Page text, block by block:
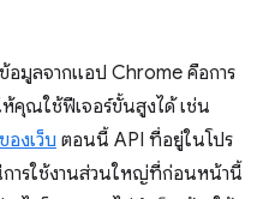
อมูลจากแอป Chrome คือการ
คุณใช้ฟีเจอร์ขั้นสูงได้ เช่น
องเว็บ ตอนนี้ API ที่อยู่ในโปร
ารใช้งานส่วนใหญ่ที่ก่อนหน้านี้